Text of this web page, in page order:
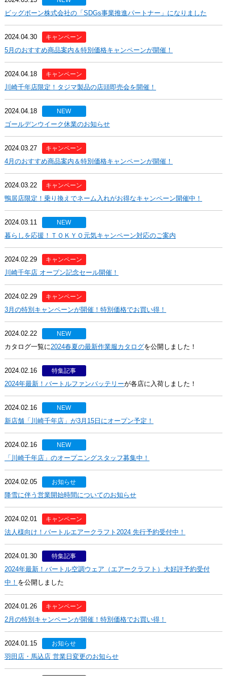
ビッグボーン株式会社の「SDGs事業推進パートナー」になりました
2024.04.30 キャンペーン
5月のおすすめ商品案内＆特別価格キャンペーンが開催！
2024.04.18 キャンペーン
川崎千年店限定！タジマ製品の店頭即売会を開催！
2024.04.18 NEW
ゴールデンウイーク休業のお知らせ
2024.03.27 キャンペーン
4月のおすすめ商品案内＆特別価格キャンペーンが開催！
2024.03.22 キャンペーン
鴨居店限定！乗り換えでネーム入れがお得なキャンペーン開催中！
2024.03.11 NEW
暮らしを応援！ＴＯＫＹＯ元気キャンペーン対応のご案内
2024.02.29 キャンペーン
川崎千年店 オープン記念セール開催！
2024.02.29 キャンペーン
3月の特別キャンペーンが開催！特別価格でお買い得！
2024.02.22 NEW
カタログ一覧に2024春夏の最新作業服カタログを公開しました！
2024.02.16 特集記事
2024年最新！バートルファンバッテリーが各店に入荷しました！
2024.02.16 NEW
新店舗「川崎千年店」が3月15日にオープン予定！
2024.02.16 NEW
「川崎千年店」のオープニングスタッフ募集中！
2024.02.05 お知らせ
降雪に伴う営業開始時間についてのお知らせ
2024.02.01 キャンペーン
法人様向け！バートルエアークラフト2024 先行予約受付中！
2024.01.30 特集記事
2024年最新！バートル空調ウェア（エアークラフト）大好評予約受付
中！ を公開しました
2024.01.26 キャンペーン
2月の特別キャンペーンが開催！特別価格でお買い得！
2024.01.15 お知らせ
羽田店・馬込店 営業日変更のお知らせ